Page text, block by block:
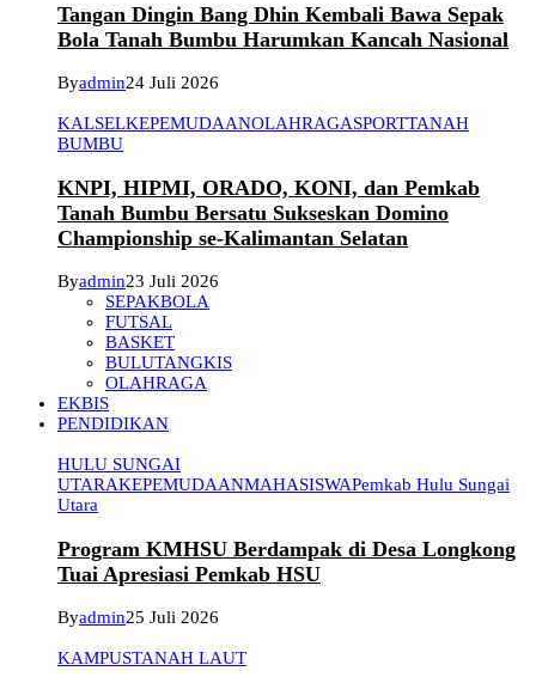
Tangan Dingin Bang Dhin Kembali Bawa Sepak
Bola Tanah Bumbu Harumkan Kancah Nasional
Byadmin24 Juli 2026
KALSELKEPEMUDAANOLAHRAGASPORTTANAH
BUMBU
KNPI, HIPMI, ORADO, KONI, dan Pemkab
Tanah Bumbu Bersatu Sukseskan Domino
Championship se-Kalimantan Selatan
Byadmin23 Juli 2026
SEPAKBOLA
FUTSAL
BASKET
BULUTANGKIS
OLAHRAGA
EKBIS
PENDIDIKAN
HULU SUNGAI
UTARAKEPEMUDAANMAHASISWAPemkab Hulu Sungai
Utara
Program KMHSU Berdampak di Desa Longkong
Tuai Apresiasi Pemkab HSU
Byadmin25 Juli 2026
KAMPUSTANAH LAUT